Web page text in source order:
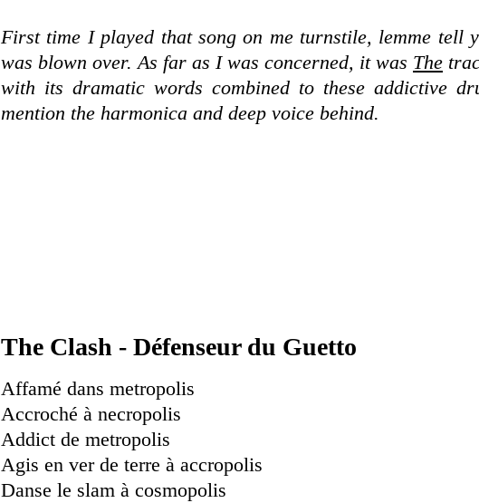
First time I played that song on me turnstile, lemme tell
was blown over. As far as I was concerned, it was The
with its dramatic words combined to these addictive
mention the harmonica and deep voice behind.
The Clash - Défenseur du Guetto
Affamé dans metropolis
Accroché à necropolis
Addict de metropolis
Agis en ver de terre à accropolis
Danse le slam à cosmopolis